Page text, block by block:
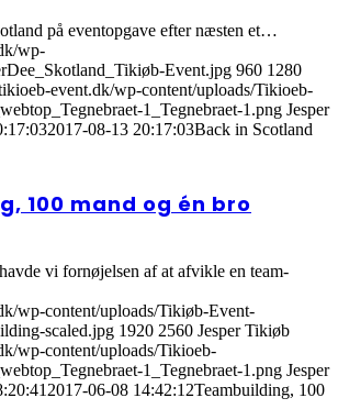
på eventopgave efter næsten et…
wp-
Event.jpg 960 1280
event.dk/wp-content/uploads/Tikioeb-
1_Tegnebraet-1.png Jesper
2017-08-13 20:17:03Back in Scotland
100 mand og én bro
vi fornøjelsen af at afvikle en team-
wp-content/uploads/Tikiøb-Event-
scaled.jpg 1920 2560 Jesper Tikiøb
wp-content/uploads/Tikioeb-
1_Tegnebraet-1.png Jesper
2017-06-08 14:42:12Teambuilding, 100